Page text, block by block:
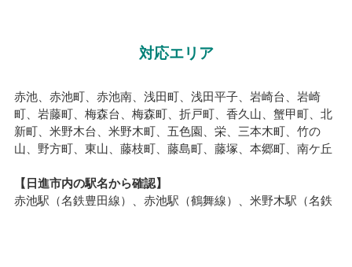
対応エリア
赤池、赤池町、赤池南、浅田町、浅田平子、岩崎台、岩崎
町、岩藤町、梅森台、梅森町、折戸町、香久山、蟹甲町、北
新町、米野木台、米野木町、五色園、栄、三本木町、竹の
山、野方町、東山、藤枝町、藤島町、藤塚、本郷町、南ケ丘
【日進市内の駅名から確認】
赤池駅（名鉄豊田線）、赤池駅（鶴舞線）、米野木駅（名鉄